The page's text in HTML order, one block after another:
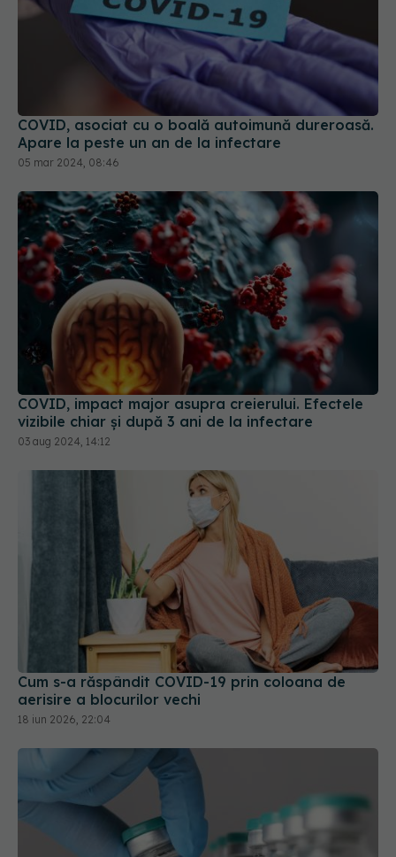
COVID, asociat cu o boală autoimună dureroasă.
Apare la peste un an de la infectare
05 mar 2024, 08:46
COVID, impact major asupra creierului. Efectele
vizibile chiar și după 3 ani de la infectare
03 aug 2024, 14:12
Cum s-a răspândit COVID-19 prin coloana de
aerisire a blocurilor vechi
18 iun 2026, 22:04